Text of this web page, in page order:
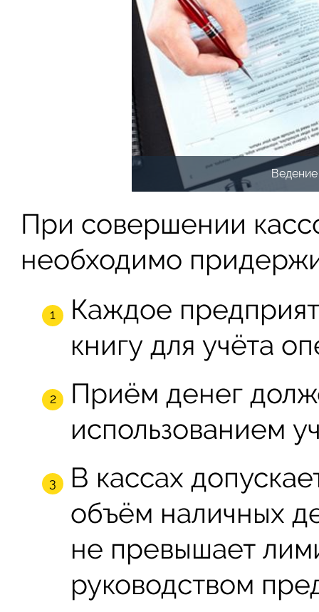
При совершении
необходимо
Каждое
книгу для учёта
Приём денег
использованием
В кассах
объём наличных
не превышает
руководством